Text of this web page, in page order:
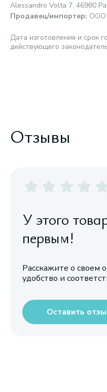
Alessandro Volta 7, 46980
Продавец/импортер: ООО
Дата изготовления и срок
действующего
Отзывы
У этого
первым!
Расскажите о своем
удобство и
Оставить